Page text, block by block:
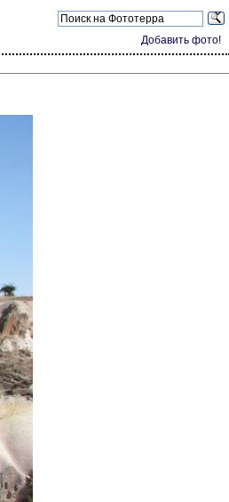
Добавить фото!